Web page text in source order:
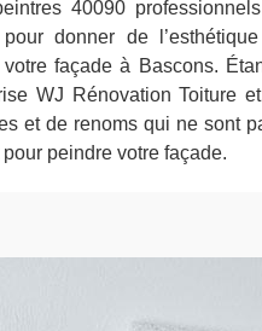
40090
donner de
façade à Bascons.
WJ Rénovation Toiture
et de renoms qui ne sont
peindre votre façade.